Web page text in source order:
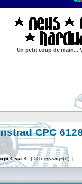
Un petit coup de main...
CPC
4sur4 [ 53 message(s) ]